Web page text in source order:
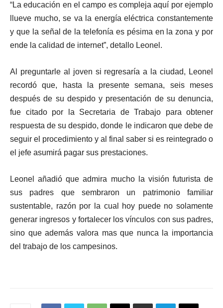
“La educación en el campo es compleja aquí por ejemplo
llueve mucho, se va la energía eléctrica constantemente
y que la señal de la telefonía es pésima en la zona y por
ende la calidad de internet”, detallo Leonel.
Al preguntarle al joven si regresaría a la ciudad, Leonel
recordó que, hasta la presente semana, seis meses
después de su despido y presentación de su denuncia,
fue citado por la Secretaria de Trabajo para obtener
respuesta de su despido, donde le indicaron que debe de
seguir el procedimiento y al final saber si es reintegrado o
el jefe asumirá pagar sus prestaciones.
Leonel añadió que admira mucho la visión futurista de
sus padres que sembraron un patrimonio familiar
sustentable, razón por la cual hoy puede no solamente
generar ingresos y fortalecer los vínculos con sus padres,
sino que además valora mas que nunca la importancia
del trabajo de los campesinos.